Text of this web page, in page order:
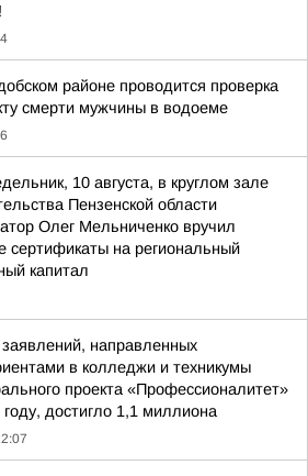
районе проводится проверка
смерти мужчины в водоеме
10 августа, в круглом зале
Пензенской области
Олег Мельниченко вручил
сертификаты на региональный
капитал
направленных
в колледжи и техникумы
проекта «Профессионалитет»
году, достигло 1,1 миллиона